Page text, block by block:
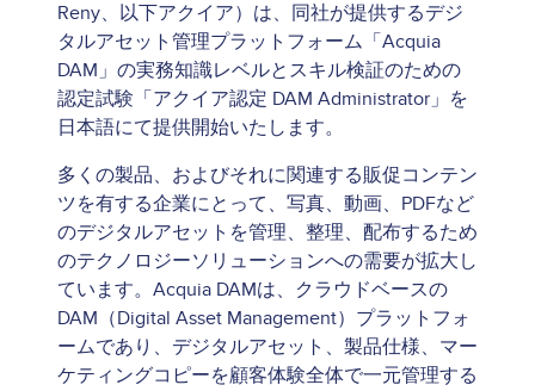
Reny、以下アクイア）は、同社が提供するデジ
タルアセット管理プラットフォーム「Acquia
DAM」の実務知識レベルとスキル検証のための
認定試験「アクイア認定 DAM Administrator」を
日本語にて提供開始いたします。
多くの製品、およびそれに関連する販促コンテン
ツを有する企業にとって、写真、動画、PDFなど
のデジタルアセットを管理、整理、配布するため
のテクノロジーソリューションへの需要が拡大し
ています。Acquia DAMは、クラウドベースの
DAM（Digital Asset Management）プラットフォ
ームであり、デジタルアセット、製品仕様、マー
ケティングコピーを顧客体験全体で一元管理する